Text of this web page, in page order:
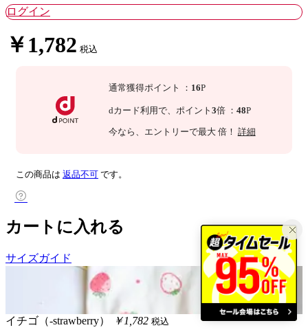
ログイン
￥1,782 税込
通常獲得ポイント ： 16P
dカード利用で、 ポイント 3倍 ： 48P
今なら 、エントリーで最大 倍！ 詳細
この商品は 返品不可 です。
カートに入れる
サイズガイド
イチゴ（-strawberry） ￥1,782 税込